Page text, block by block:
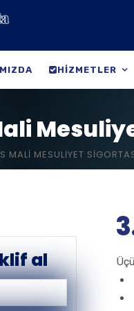
HIZMETLER
MALI MESULIYET
al